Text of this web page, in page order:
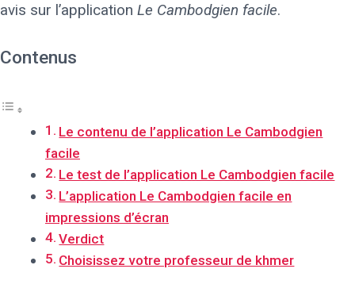
avis sur l’application Le Cambodgien facile.
Contenus
Le contenu de l’application Le Cambodgien
facile
Le test de l’application Le Cambodgien facile
L’application Le Cambodgien facile en
impressions d’écran
Verdict
Choisissez votre professeur de khmer